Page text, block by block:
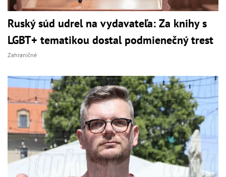
Ruský súd udrel na vydavateľa: Za knihy s
LGBT+ tematikou dostal podmienečný trest
Zahraničné